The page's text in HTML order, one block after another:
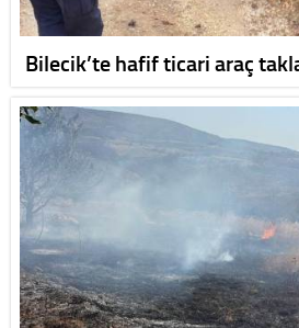
Bilecik’te hafif ticari araç